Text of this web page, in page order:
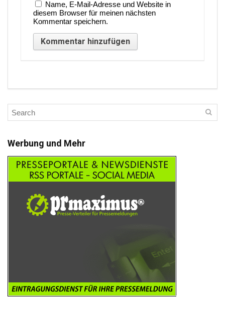
Name, E-Mail-Adresse und Website in
diesem Browser für meinen nächsten
Kommentar speichern.
Werbung und Mehr